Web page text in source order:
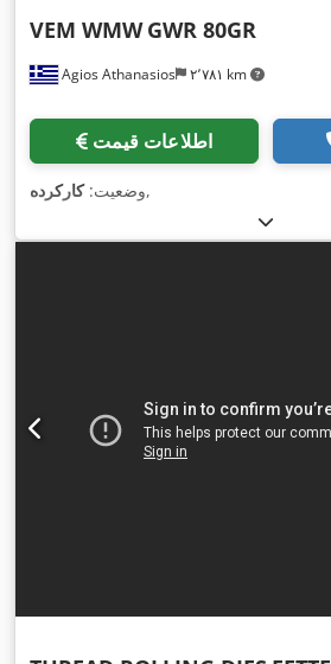
Agios Athanasios ۲٬۷۸۱ km
VEM WMW GWR 80GR
اطلاعات قیمت
وضعیت:کارکرده ,